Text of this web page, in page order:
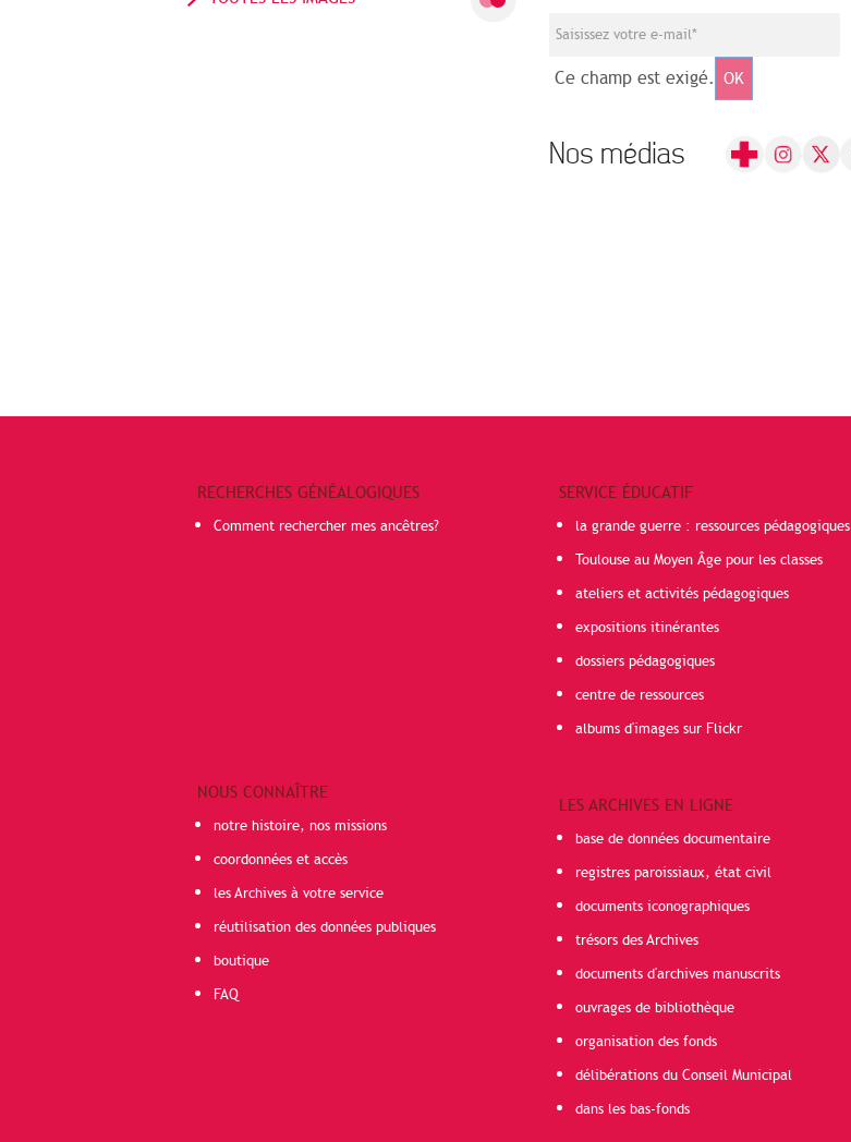
Ce champ est exigé. OK
Nos médias
RECHERCHES GÉNÉALOGIQUES
Comment rechercher mes ancêtres?
NOUS CONNAÎTRE
notre histoire, nos missions
coordonnées et accès
les Archives à votre service
réutilisation des données publiques
boutique
FAQ
SERVICE ÉDUCATIF
la grande guerre : ressources pédagogiques
Toulouse au Moyen Âge pour les classes
ateliers et activités pédagogiques
expositions itinérantes
dossiers pédagogiques
centre de ressources
albums d'images sur Flickr
LES ARCHIVES EN LIGNE
base de données documentaire
registres paroissiaux, état civil
documents iconographiques
trésors des Archives
documents d'archives manuscrits
ouvrages de bibliothèque
organisation des fonds
délibérations du Conseil Municipal
dans les bas-fonds